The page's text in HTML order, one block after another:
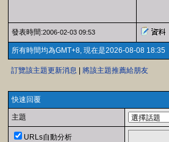
發表時間:2006-02-03 09:53
所有時間均為GMT+8, 現在是2026-08-08 18:35
訂覽該主題更新消息 將該主題推薦給朋友
快速回覆
主題
URLs自動分析